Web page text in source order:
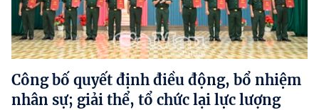
Công bố quyết định điều động, bổ nhiệm
nhân sự; giải thể, tổ chức lại lực lượng